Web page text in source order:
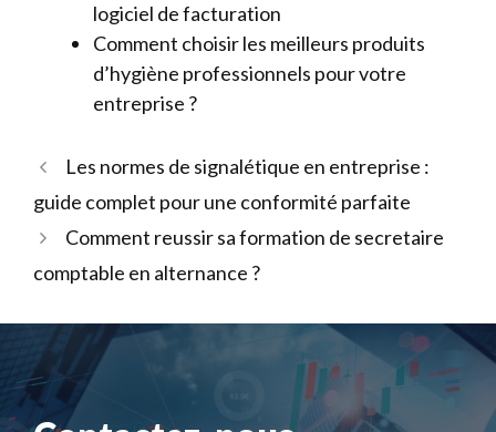
logiciel de facturation
Comment choisir les meilleurs produits
d’hygiène professionnels pour votre
entreprise ?
Les normes de signalétique en entreprise :
guide complet pour une conformité parfaite
Comment reussir sa formation de secretaire
comptable en alternance ?